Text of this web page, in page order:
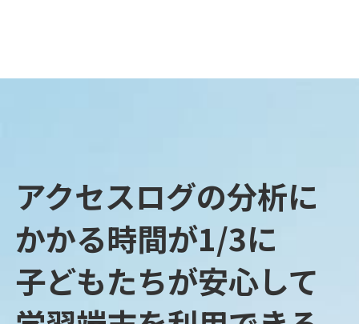
アクセスログの分析に
かかる時間が1/3に
子どもたちが安心して